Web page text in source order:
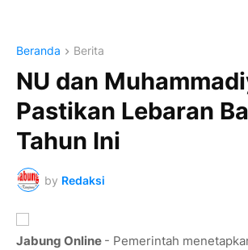
Beranda Berita
NU dan
Pastikan Lebaran
Tahun Ini
by Redaksi
Jabung Online - Pemerintah